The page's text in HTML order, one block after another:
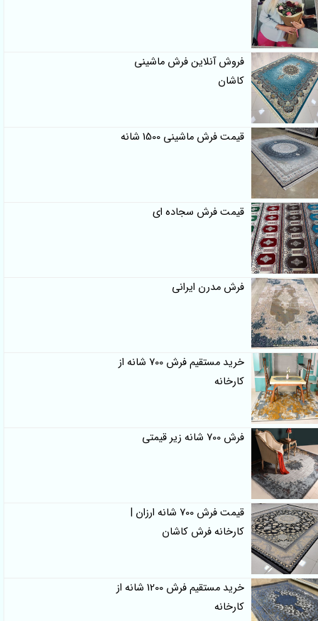
فروش آنلاین فرش ماشینی
کاشان
قیمت فرش ماشینی 1500 شانه
قیمت فرش سجاده ای
فرش مدرن ایرانی
خرید مستقیم فرش 700 شانه از
کارخانه
فرش 700 شانه زیر قیمتی
قیمت فرش 700 شانه ارزان |
کارخانه فرش کاشان
خرید مستقیم فرش 1200 شانه از
کارخانه